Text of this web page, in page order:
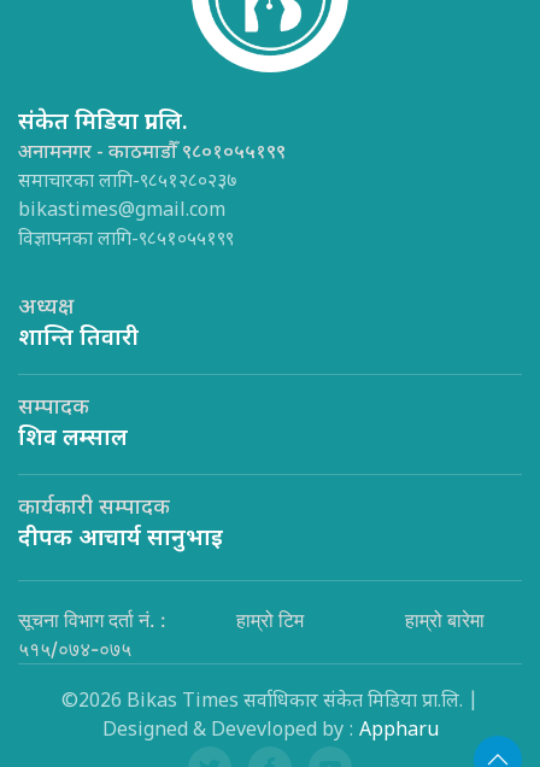
संकेत मिडिया प्रा.लि.
अनामनगर - काठमाडौँ ९८०१०५५१९९
समाचारका लागि-९८५१२८०२३७
bikastimes@gmail.com
विज्ञापनका लागि-९८५१०५५१९९
अध्यक्ष
शान्ति तिवारी
सम्पादक
शिव लम्साल
कार्यकारी सम्पादक
दीपक आचार्य सानुभाइ
सूचना विभाग दर्ता नं. :
५१५/०७४-०७५
हाम्रो टिम हाम्रो बारेमा
©2026 Bikas Times सर्वाधिकार संकेत मिडिया प्रा.लि. |
Designed & Devevloped by : Appharu